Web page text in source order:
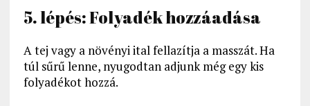
5. lépés: Folyadék hozzáadása
A tej vagy a növényi ital fellazítja a masszát. Ha
túl sűrű lenne, nyugodtan adjunk még egy kis
folyadékot hozzá.